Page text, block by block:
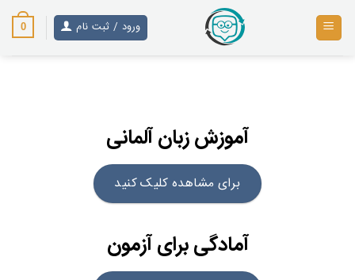
پرش
ورود / ثبت نام 0
آموزش زبان آلمانی
برای مشاهده کلیک کنید
آمادگی برای آزمون